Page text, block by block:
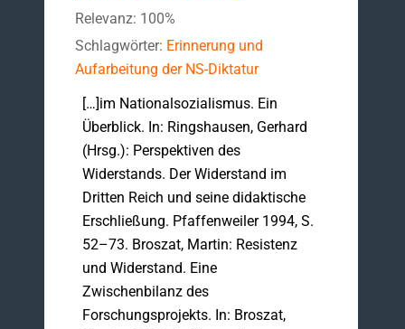
Relevanz: 100%
Schlagwörter: Erinnerung und
Aufarbeitung der NS-Diktatur
[…]im Nationalsozialismus. Ein
Überblick. In: Ringshausen, Gerhard
(Hrsg.): Perspektiven des
Widerstands. Der Widerstand im
Dritten Reich und seine didaktische
Erschließung. Pfaffenweiler 1994, S.
52–73. Broszat, Martin: Resistenz
und Widerstand. Eine
Zwischenbilanz des
Forschungsprojekts. In: Broszat,